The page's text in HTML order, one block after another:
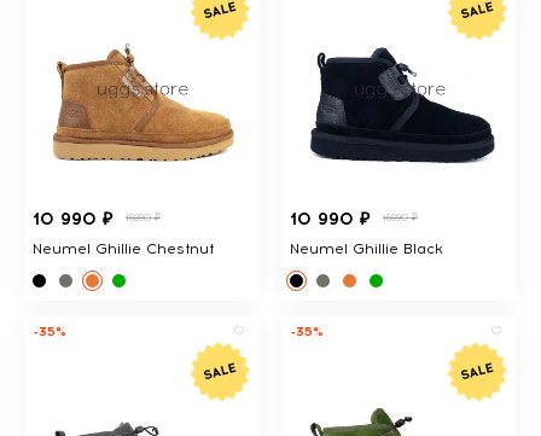
10 990 ₽ 16890 ₽
Neumel Ghillie Chestnut
10 990 ₽ 16890 ₽
Neumel Ghillie Black
-35% -35%